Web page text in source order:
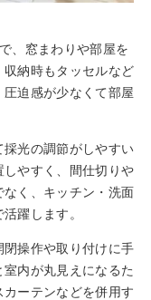
、窓まわりや部屋を
納時もタッセルなど
迫感が少なくて部屋
採光の調節がしやすい
やすく、間仕切りや
く、キッチン・洗面
躍します。
操作や取り付けに手
内が丸見えになるた
ーテンなどを併用す